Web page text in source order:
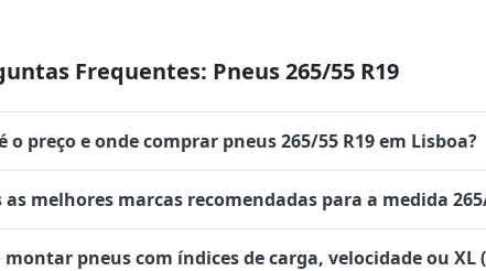
Frequentes: Pneus 265/55 R19
o preço e onde comprar pneus 265/55 R19 em Lisboa?
as melhores marcas recomendadas para a medida
montar pneus com índices de carga, velocidade ou